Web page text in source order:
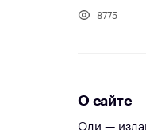
8775
О сайте
Оди —